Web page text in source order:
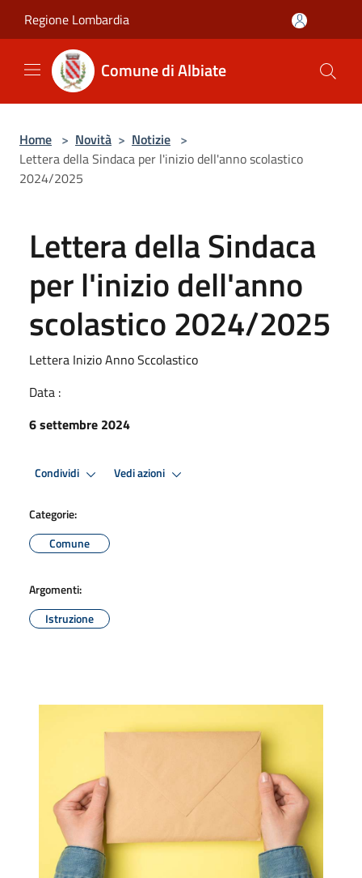
Regione Lombardia
Comune di Albiate
Home > Novità > Notizie >
Lettera della Sindaca per l'inizio dell'anno scolastico
2024/2025
Lettera della Sindaca
per l'inizio dell'anno
scolastico 2024/2025
Lettera Inizio Anno Sccolastico
Data :
6 settembre 2024
Condividi Vedi azioni
Categorie:
Comune
Argomenti:
Istruzione